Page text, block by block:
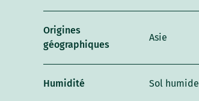
Origines
géographiques
Asie
Humidité Sol humide